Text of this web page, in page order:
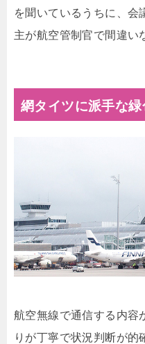
を聞いているうちに、会
主が航空管制官で間違い
網タイツに派手な
航空無線で通信する内容
りが丁寧で状況判断が的